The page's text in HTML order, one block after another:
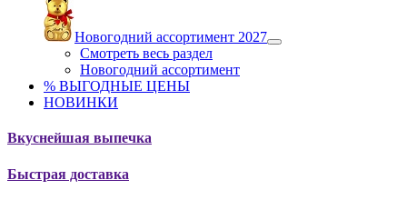
Новогодний ассортимент 2027
Смотреть весь раздел
Новогодний ассортимент
% ВЫГОДНЫЕ ЦЕНЫ
НОВИНКИ
Вкуснейшая выпечка
Быстрая доставка